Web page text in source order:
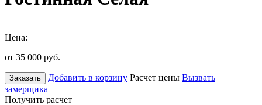
Цена:
от 35 000 руб.
Заказать Добавить в корзину Расчет цены Вызвать
замерщика
Получить расчет